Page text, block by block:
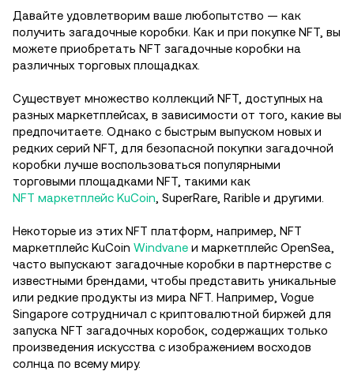
Давайте удовлетворим ваше любопытство — как
получить загадочные коробки. Как и при покупке NFT, вы
можете приобретать NFT загадочные коробки на
различных торговых площадках.
Существует множество коллекций NFT, доступных на
разных маркетплейсах, в зависимости от того, какие вы
предпочитаете. Однако с быстрым выпуском новых и
редких серий NFT, для безопасной покупки загадочной
коробки лучше воспользоваться популярными
торговыми площадками NFT, такими как
NFT маркетплейс KuCoin , SuperRare, Rarible и другими.
Некоторые из этих NFT платформ, например, NFT
маркетплейс KuCoin Windvane и маркетплейс OpenSea,
часто выпускают загадочные коробки в партнерстве с
известными брендами, чтобы представить уникальные
или редкие продукты из мира NFT. Например, Vogue
Singapore сотрудничал с криптовалютной биржей для
запуска NFT загадочных коробок, содержащих только
произведения искусства с изображением восходов
солнца по всему миру.